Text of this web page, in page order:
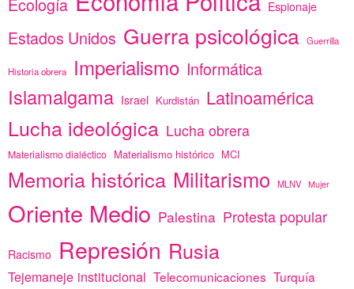
Espionaje
Estados Unidos Guerra psicológica Guerrilla
Historia obrera Imperialismo Informática
Islamalgama Israel Kurdistán Latinoamérica
Lucha ideológica Lucha obrera
Materialismo dialéctico Materialismo histórico MCI
Memoria histórica Militarismo MLNV Mujer
Oriente Medio Palestina Protesta popular
Racismo Represión Rusia
Tejemaneje institucional Telecomunicaciones Turquía